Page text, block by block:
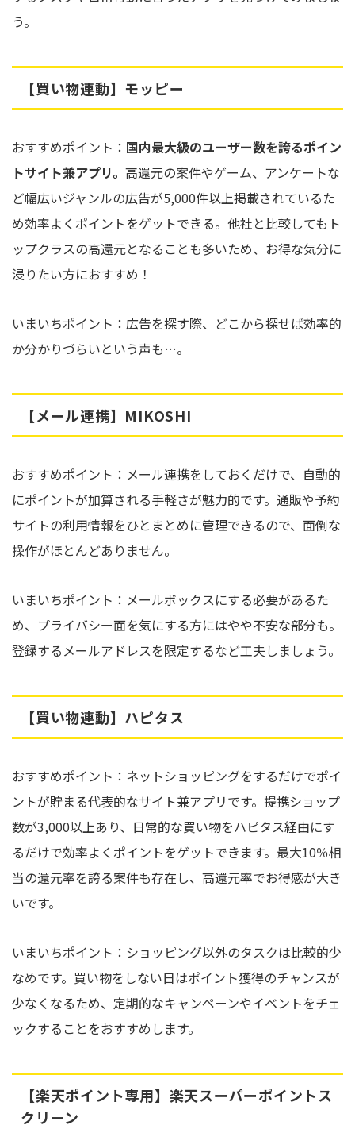
う。
【買い物連動】モッピー
おすすめポイント： 国内最大級のユーザー数を誇るポイン
トサイト兼アプリ。 高還元の案件やゲーム、アンケートな
ど幅広いジャンルの広告が5,000件以上掲載されているた
め効率よくポイントをゲットできる。他社と比較してもト
ップクラスの高還元となることも多いため、お得な気分に
浸りたい方におすすめ！
いまいちポイント：広告を探す際、どこから探せば効率的
か分かりづらいという声も…。
【メール連携】MIKOSHI
おすすめポイント：メール連携をしておくだけで、自動的
にポイントが加算される手軽さが魅力的です。通販や予約
サイトの利用情報をひとまとめに管理できるので、面倒な
操作がほとんどありません。
いまいちポイント：メールボックスにする必要があるた
め、プライバシー面を気にする方にはやや不安な部分も。
登録するメールアドレスを限定するなど工夫しましょう。
【買い物連動】ハピタス
おすすめポイント：ネットショッピングをするだけでポイ
ントが貯まる代表的なサイト兼アプリです。提携ショップ
数が3,000以上あり、日常的な買い物をハピタス経由にす
るだけで効率よくポイントをゲットできます。最大10％相
当の還元率を誇る案件も存在し、高還元率でお得感が大き
いです。
いまいちポイント：ショッピング以外のタスクは比較的少
なめです。買い物をしない日はポイント獲得のチャンスが
少なくなるため、定期的なキャンペーンやイベントをチェ
ックすることをおすすめします。
【楽天ポイント専用】楽天スーパーポイントス
クリーン